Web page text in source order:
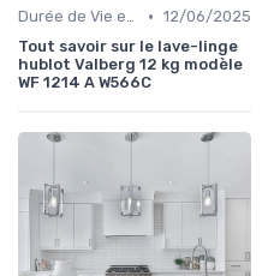
Durée de Vie et Garanties • 12/06/2025
Tout savoir sur le lave-linge
hublot Valberg 12 kg modèle
WF 1214 A W566C